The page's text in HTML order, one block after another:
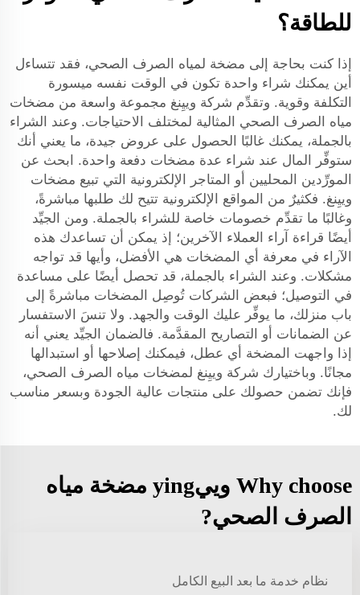
للطاقة؟
إذا كنت بحاجة إلى مضخة لمياه الصرف الصحي، فقد تتساءل
أين يمكنك شراء واحدة تكون في الوقت نفسه ميسورة
التكلفة وقوية. وتقدِّم شركة وييِنغ مجموعة واسعة من مضخات
مياه الصرف الصحي المثالية لمختلف الاحتياجات. وعند الشراء
بالجملة، يمكنك غالبًا الحصول على عروض جيدة، ما يعني أنك
ستوفِّر المال عند شراء عدة مضخات دفعة واحدة. ابحث عن
المورِّدين المحليين أو المتاجر الإلكترونية التي تبيع مضخات
وييِنغ. فكثيرٌ من المواقع الإلكترونية تتيح لك طلبها مباشرةً،
وغالبًا ما تقدِّم خصومات خاصة للشراء بالجملة. ومن الجيِّد
أيضًا قراءة آراء العملاء الآخرين؛ إذ يمكن أن تساعدك هذه
الآراء في معرفة أي المضخات هي الأفضل، وأيها قد تواجه
مشكلات. وعند الشراء بالجملة، قد تحصل أيضًا على مساعدة
في التوصيل؛ فبعض الشركات تُوصِل المضخات مباشرةً إلى
باب منزلك، ما يوفِّر عليك الوقت والجهد. ولا تنسَ الاستفسار
عن الضمانات أو التصاريح المقدَّمة. فالضمان الجيِّد يعني أنه
إذا واجهت المضخة أي عطل، فيمكنك إصلاحها أو استبدالها
مجانًا. وباختيارك شركة وييِنغ لمضخات مياه الصرف الصحي،
فإنك تضمن حصولك على منتجات عالية الجودة وبسعر مناسب
لك.
Why choose وييying مضخة مياه
الصرف الصحي?
نظام خدمة ما بعد البيع الكامل